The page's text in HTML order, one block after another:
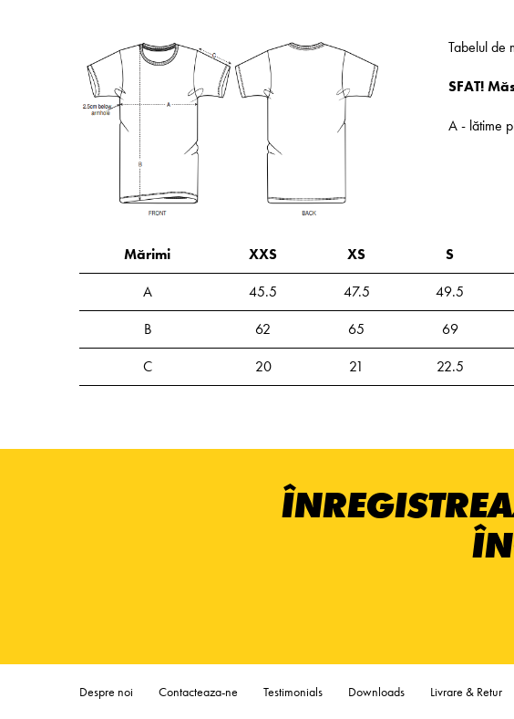
Tabelul de
SFAT!
A - lătime
Mărimi XXS XS S
A
45.5 47.5 49.5
B
62 65 69
C
20 21 22.5
Despre noi Contacteaza-ne Testimonials Downloads Livrare & Retur